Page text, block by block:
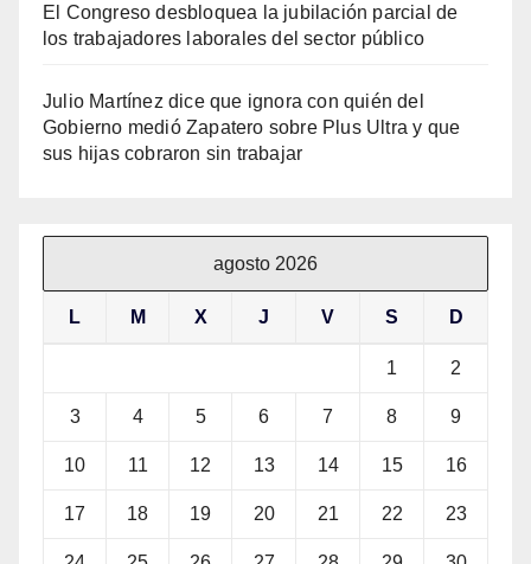
El Congreso desbloquea la jubilación parcial de
los trabajadores laborales del sector público
Julio Martínez dice que ignora con quién del
Gobierno medió Zapatero sobre Plus Ultra y que
sus hijas cobraron sin trabajar
agosto 2026
L M X J V S D
1 2
3 4 5 6 7 8 9
10 11 12 13 14 15 16
17 18 19 20 21 22 23